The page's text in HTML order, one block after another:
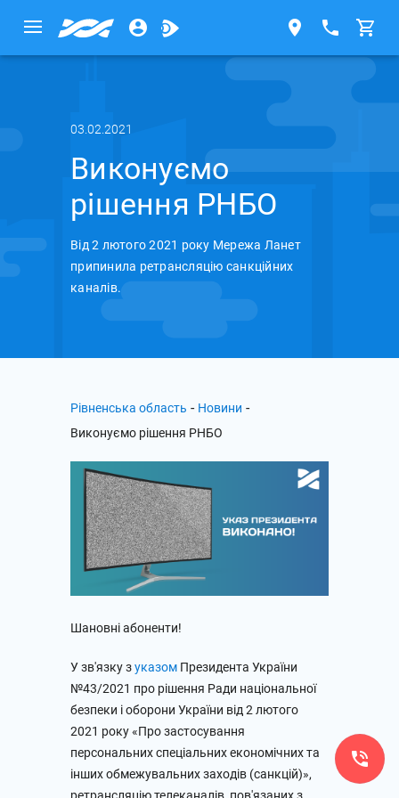
03.02.2021
Виконуємо
рішення РНБО
Від 2 лютого 2021 року Мережа Ланет
припинила ретрансляцію санкційних
каналів.
Рівненська область - Новини -
Виконуємо рішення РНБО
Шановні абоненти!
У зв'язку зуказом Президента України
№43/2021 про рішення Ради національної
безпеки і оборони України від 2 лютого
2021 року «Про застосування
персональних спеціальних економічних та
інших обмежувальних заходів (санкцій)»,
ретрансляцію телеканалів, пов'язаних з